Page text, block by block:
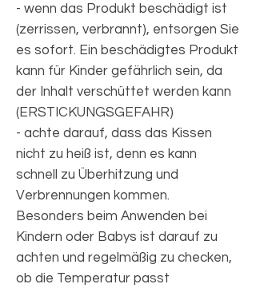
- wenn das Produkt beschädigt ist
(zerrissen, verbrannt), entsorgen Sie
es sofort. Ein beschädigtes Produkt
kann für Kinder gefährlich sein, da
der Inhalt verschüttet werden kann
(ERSTICKUNGSGEFAHR)
- achte darauf, dass das Kissen
nicht zu heiß ist, denn es kann
schnell zu Überhitzung und
Verbrennungen kommen.
Besonders beim Anwenden bei
Kindern oder Babys ist darauf zu
achten und regelmäßig zu checken,
ob die Temperatur passt